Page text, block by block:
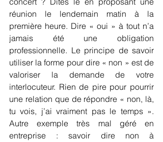
réunion le lendemain matin à la
première heure. Dire « oui » à tout n’a
jamais été une obligation
professionnelle. Le principe de savoir
utiliser la forme pour dire « non » est de
valoriser la demande de votre
interlocuteur. Rien de pire pour pourrir
une relation que de répondre « non, là,
tu vois, j’ai vraiment pas le temps ».
Autre exemple très mal géré en
entreprise : savoir dire non à